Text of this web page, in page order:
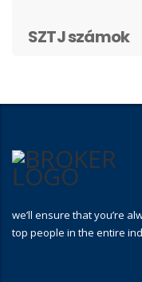
SZTJ számok
we’ll ensure that you’re
top people in the entire